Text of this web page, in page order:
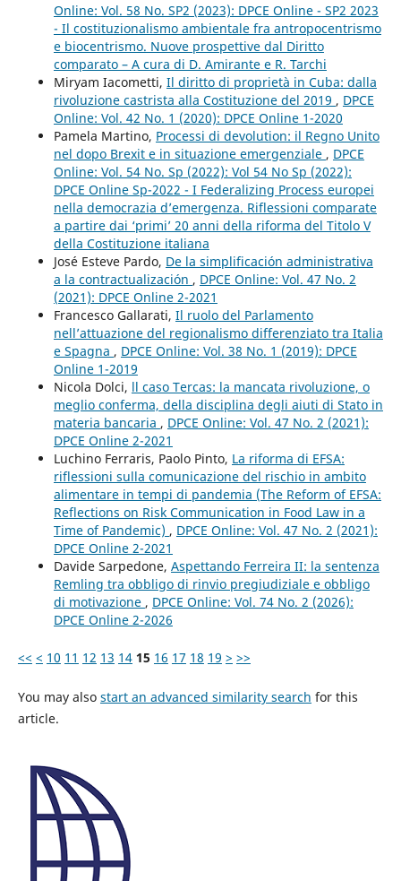
Online: Vol. 58 No. SP2 (2023): DPCE Online - SP2 2023
- Il costituzionalismo ambientale fra antropocentrismo
e biocentrismo. Nuove prospettive dal Diritto
comparato – A cura di D. Amirante e R. Tarchi
Miryam Iacometti, Il diritto di proprietà in Cuba: dalla
rivoluzione castrista alla Costituzione del 2019 , DPCE
Online: Vol. 42 No. 1 (2020): DPCE Online 1-2020
Pamela Martino, Processi di devolution: il Regno Unito
nel dopo Brexit e in situazione emergenziale , DPCE
Online: Vol. 54 No. Sp (2022): Vol 54 No Sp (2022):
DPCE Online Sp-2022 - I Federalizing Process europei
nella democrazia d’emergenza. Riflessioni comparate
a partire dai ‘primi’ 20 anni della riforma del Titolo V
della Costituzione italiana
José Esteve Pardo, De la simplificación administrativa
a la contractualización , DPCE Online: Vol. 47 No. 2
(2021): DPCE Online 2-2021
Francesco Gallarati, Il ruolo del Parlamento
nell’attuazione del regionalismo differenziato tra Italia
e Spagna , DPCE Online: Vol. 38 No. 1 (2019): DPCE
Online 1-2019
Nicola Dolci, ll caso Tercas: la mancata rivoluzione, o
meglio conferma, della disciplina degli aiuti di Stato in
materia bancaria , DPCE Online: Vol. 47 No. 2 (2021):
DPCE Online 2-2021
Luchino Ferraris, Paolo Pinto, La riforma di EFSA:
riflessioni sulla comunicazione del rischio in ambito
alimentare in tempi di pandemia (The Reform of EFSA:
Reflections on Risk Communication in Food Law in a
Time of Pandemic) , DPCE Online: Vol. 47 No. 2 (2021):
DPCE Online 2-2021
Davide Sarpedone, Aspettando Ferreira II: la sentenza
Remling tra obbligo di rinvio pregiudiziale e obbligo
di motivazione , DPCE Online: Vol. 74 No. 2 (2026):
DPCE Online 2-2026
<< < 10 11 12 13 14 15 16 17 18 19 > >>
You may also start an advanced similarity search for this
article.